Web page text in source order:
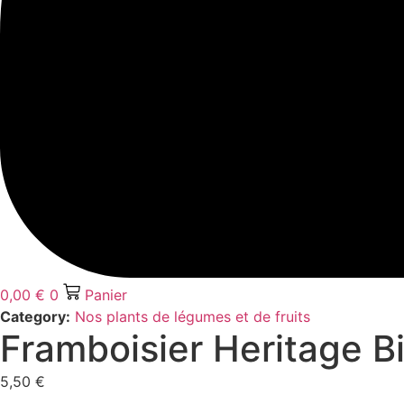
0,00 € 0
Panier
Category: Nos plants de légumes et de fruits
Framboisier Heritage
5,50 €